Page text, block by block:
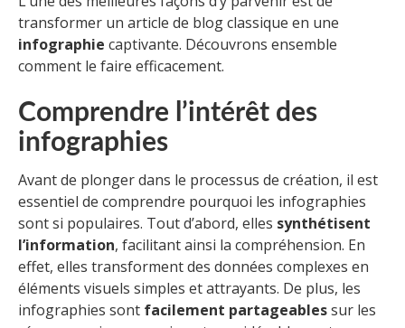
transformer un article de blog classique en une
infographie captivante. Découvrons ensemble
comment le faire efficacement.
Comprendre l’intérêt des
infographies
Avant de plonger dans le processus de création, il est
essentiel de comprendre pourquoi les infographies
sont si populaires. Tout d’abord, elles synthétisent
l’information, facilitant ainsi la compréhension. En
effet, elles transforment des données complexes en
éléments visuels simples et attrayants. De plus, les
infographies sont facilement partageablessur les